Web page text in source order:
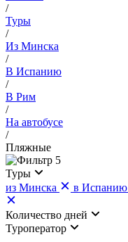
/
Туры
/
Из Минска
/
В Испанию
/
В Рим
/
На автобусе
/
Пляжные
5
Туры
из Минска
в Испанию
Количество дней
Туроператор